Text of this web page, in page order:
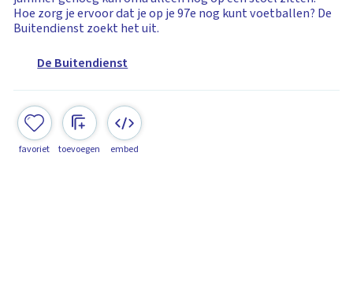
Hoe zorg je ervoor dat je op je 97e nog kunt voetballen? De
Buitendienst zoekt het uit.
De Buitendienst
favoriet toevoegen embed